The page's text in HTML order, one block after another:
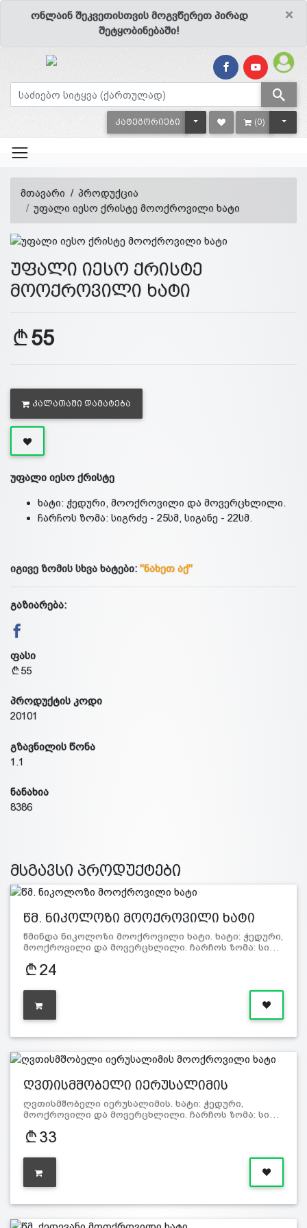
×
ონლაინ შეკვეთისთვის მოგვწერეთ პირად
შეტყობინებაში!
ᲙᲐᲢᲔᲒᲝᲠᲘᲔᲑᲘ TOGGLE DROPDOWN
(0)
მთავარი
პროდუქცია
უფალი იესო ქრისტე მოოქროვილი ხატი
უფალი იესო ქრისტე
მოოქროვილი ხატი
55
ᲙᲐᲚᲐᲗᲐᲨᲘ ᲓᲐᲛᲐᲢᲔᲑᲐ
უფალი იესო ქრისტე
ხატი: ჭედური, მოოქროვილი და მოვერცხლილი.
ჩარჩოს ზომა: სიგრძე - 25სმ, სიგანე - 22სმ.
იგივე ზომის სხვა ხატები: "ნახეთ აქ"
გაზიარება:
ფასი
55
პროდუქტის კოდი
20101
გზავნილის წონა
1.1
ნანახია
8386
მსგავსი პროდუქტები
წმ. ნიკოლოზი მოოქროვილი ხატი
წმინდა ნიკოლოზი მოოქროვილი ხატი. ხატი: ჭედური,
მოოქროვილი და მოვერცხლილი. ჩარჩოს ზომა: სი…
24
ღვთისმშობელი იერუსალიმის
ღვთისმშობელი იერუსალიმის. ხატი: ჭედური,
მოოქროვილი და მოვერცხლილი. ჩარჩოს ზომა: სი…
33